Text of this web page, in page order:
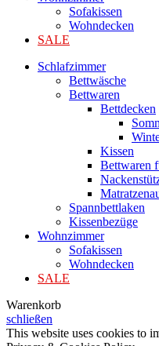
Sofakissen
Wohndecken
SALE
Schlafzimmer
Bettwäsche
Bettwaren
Bettdecken
Kissen
Bettwaren
Spannbettlaken
Kissenbezüge
Wohnzimmer
Sofakissen
Wohndecken
SALE
Warenkorb
schließen
This website uses cookies to